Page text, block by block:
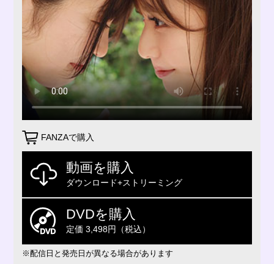
FANZAで購入
動画を購入
ダウンロード+ストリーミング
DVDを購入
定価 3,498円（税込）
※配信日と発売日が異なる場合があります